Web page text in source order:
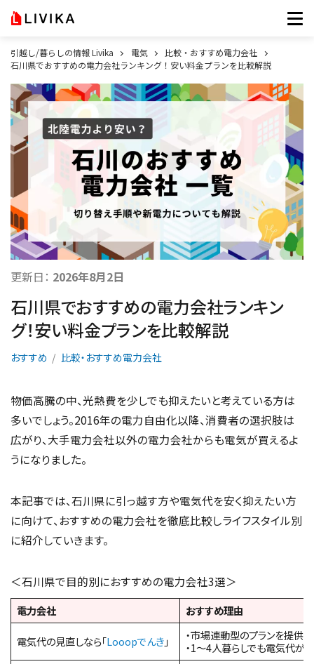
引越し/暮らしの情報 Livika 電気
比較・おすすめ電力会社
石川県でおすすめの電力会社ランキング！安い料金プランを比較解説
更新日： 2026年8月2日
石川県でおすすめの電力会社ランキン
グ！安い料金プランを比較解説
おすすめ 比較・おすすめ電力会社
物価高騰の中、光熱費を少しでも抑えたいと考えている方は
多いでしょう。2016年の電力自由化以降、消費者の選択肢は
広がり、大手電力会社以外の電力会社からも電気が買えるよ
うになりました。
本記事では、石川県に引っ越す方や電気代を安く抑えたい方
に向けて、おすすめの電力会社を徹底比較しライフスタイル別
に紹介していきます。
＜石川県で目的別におすすめの電力会社3選＞
電力会社 おすすめ理由
電気代の見直しなら「Looopでんき」
・市場連動型のプランを提供
・1～4人暮らしでも電気代が